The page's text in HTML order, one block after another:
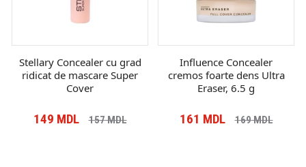
Stellary Concealer cu grad
ridicat de mascare Super
Cover
149 MDL 157MDL
Influence Concealer
cremos foarte dens Ultra
Eraser, 6.5 g
161 MDL 169MDL